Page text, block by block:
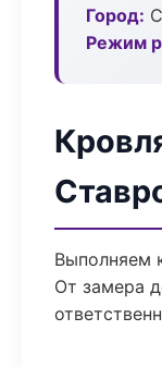
Город:
Режим
Выполняем
От замера